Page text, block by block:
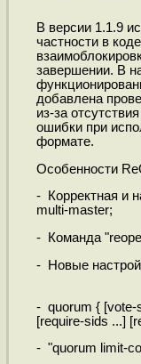
В версии 1.1.9
частности в
завершении. В
добавлена
из-за
ошибки при
формате.
Особенности
- Корректная и
multi-master;
- Команда
- Новые
- quorum { [vote-
[require-sids ...]
- "quorum limit-